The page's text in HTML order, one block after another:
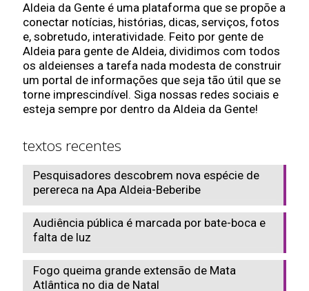
Aldeia da Gente é uma plataforma que se propõe a
conectar notícias, histórias, dicas, serviços, fotos
e, sobretudo, interatividade. Feito por gente de
Aldeia para gente de Aldeia, dividimos com todos
os aldeienses a tarefa nada modesta de construir
um portal de informações que seja tão útil que se
torne imprescindível. Siga nossas redes sociais e
esteja sempre por dentro da Aldeia da Gente!
textos recentes
Pesquisadores descobrem nova espécie de
perereca na Apa Aldeia-Beberibe
Audiência pública é marcada por bate-boca e
falta de luz
Fogo queima grande extensão de Mata
Atlântica no dia de Natal